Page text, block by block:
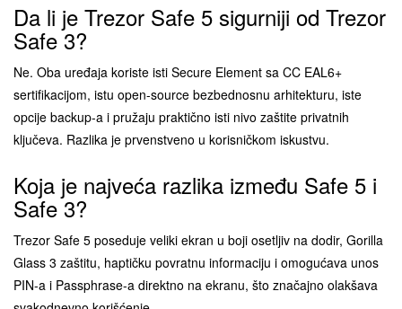
Da li je Trezor Safe 5 sigurniji od Trezor
Safe 3?
Ne. Oba uređaja koriste isti Secure Element sa CC EAL6+
sertifikacijom, istu open-source bezbednosnu arhitekturu, iste
opcije backup-a i pružaju praktično isti nivo zaštite privatnih
ključeva. Razlika je prvenstveno u korisničkom iskustvu.
Koja je najveća razlika između Safe 5 i
Safe 3?
Trezor Safe 5 poseduje veliki ekran u boji osetljiv na dodir, Gorilla
Glass 3 zaštitu, haptičku povratnu informaciju i omogućava unos
PIN-a i Passphrase-a direktno na ekranu, što značajno olakšava